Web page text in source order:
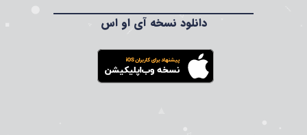
دانلود نسخه آی او اس